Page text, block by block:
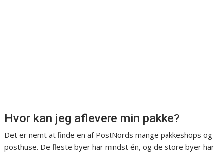
Hvor kan jeg aflevere min pakke?
Det er nemt at finde en af PostNords mange pakkeshops og
posthuse. De fleste byer har mindst én, og de store byer har